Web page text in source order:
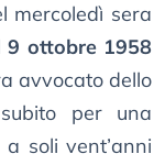
mercoledì sera
9 ottobre 1958
avvocato dello
per una
soli vent’anni